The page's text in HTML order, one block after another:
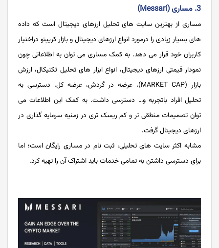
3. مساری (Messari)
مساری از بهترین سایت های تحلیل ارزهای دیجیتال است که داده
های بسیار زیادی را درمورد انواع ارزهای دیجیتال و بازار کریپتو دراختیار
کاربران خود قرار می دهد. به کمک مساری می توان به اطلاعاتی چون
نمودار قیمتی ارزهای دیجیتال، انواع ابزار های تحلیل تکنیکال، ارزش
بازار (MARKET CAP)، عرضه در گردش، عرضه کل، دسترسی به
تحلیل افراد باتجربه و… دسترسی داشت. به کمک این اطلاعات می
توان تصمیمات منطقی تر و کم ریسک تری در زمنیه سرمایه گذاری در
ارزهای دیجیتال گرفت.
مشابه اکثر سایت های تحلیلی، ثبت نام در مساری رایگان است؛ اما
برای دسترسی داشتن به تمامی خدمات باید اشتراک آن را تهیه کرد.